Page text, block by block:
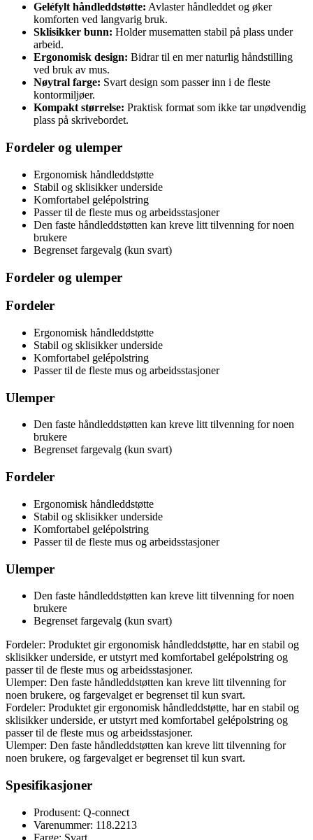
Geléfylt håndleddstøtte: Avlaster håndleddet og øker
komforten ved langvarig bruk.
Sklisikker bunn: Holder musematten stabil på plass under
arbeid.
Ergonomisk design: Bidrar til en mer naturlig håndstilling
ved bruk av mus.
Nøytral farge: Svart design som passer inn i de fleste
kontormiljøer.
Kompakt størrelse: Praktisk format som ikke tar unødvendig
plass på skrivebordet.
Fordeler og ulemper
Ergonomisk håndleddstøtte
Stabil og sklisikker underside
Komfortabel gelépolstring
Passer til de fleste mus og arbeidsstasjoner
Den faste håndleddstøtten kan kreve litt tilvenning for noen
brukere
Begrenset fargevalg (kun svart)
Fordeler og ulemper
Fordeler
Ergonomisk håndleddstøtte
Stabil og sklisikker underside
Komfortabel gelépolstring
Passer til de fleste mus og arbeidsstasjoner
Ulemper
Den faste håndleddstøtten kan kreve litt tilvenning for noen
brukere
Begrenset fargevalg (kun svart)
Fordeler
Ergonomisk håndleddstøtte
Stabil og sklisikker underside
Komfortabel gelépolstring
Passer til de fleste mus og arbeidsstasjoner
Ulemper
Den faste håndleddstøtten kan kreve litt tilvenning for noen
brukere
Begrenset fargevalg (kun svart)
Fordeler: Produktet gir ergonomisk håndleddstøtte, har en stabil og
sklisikker underside, er utstyrt med komfortabel gelépolstring og
passer til de fleste mus og arbeidsstasjoner.
Ulemper: Den faste håndleddstøtten kan kreve litt tilvenning for
noen brukere, og fargevalget er begrenset til kun svart.
Fordeler: Produktet gir ergonomisk håndleddstøtte, har en stabil og
sklisikker underside, er utstyrt med komfortabel gelépolstring og
passer til de fleste mus og arbeidsstasjoner.
Ulemper: Den faste håndleddstøtten kan kreve litt tilvenning for
noen brukere, og fargevalget er begrenset til kun svart.
Spesifikasjoner
Produsent: Q-connect
Varenummer: 118.2213
Farge: Svart